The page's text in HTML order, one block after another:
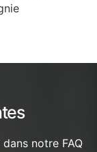
notre FAQ